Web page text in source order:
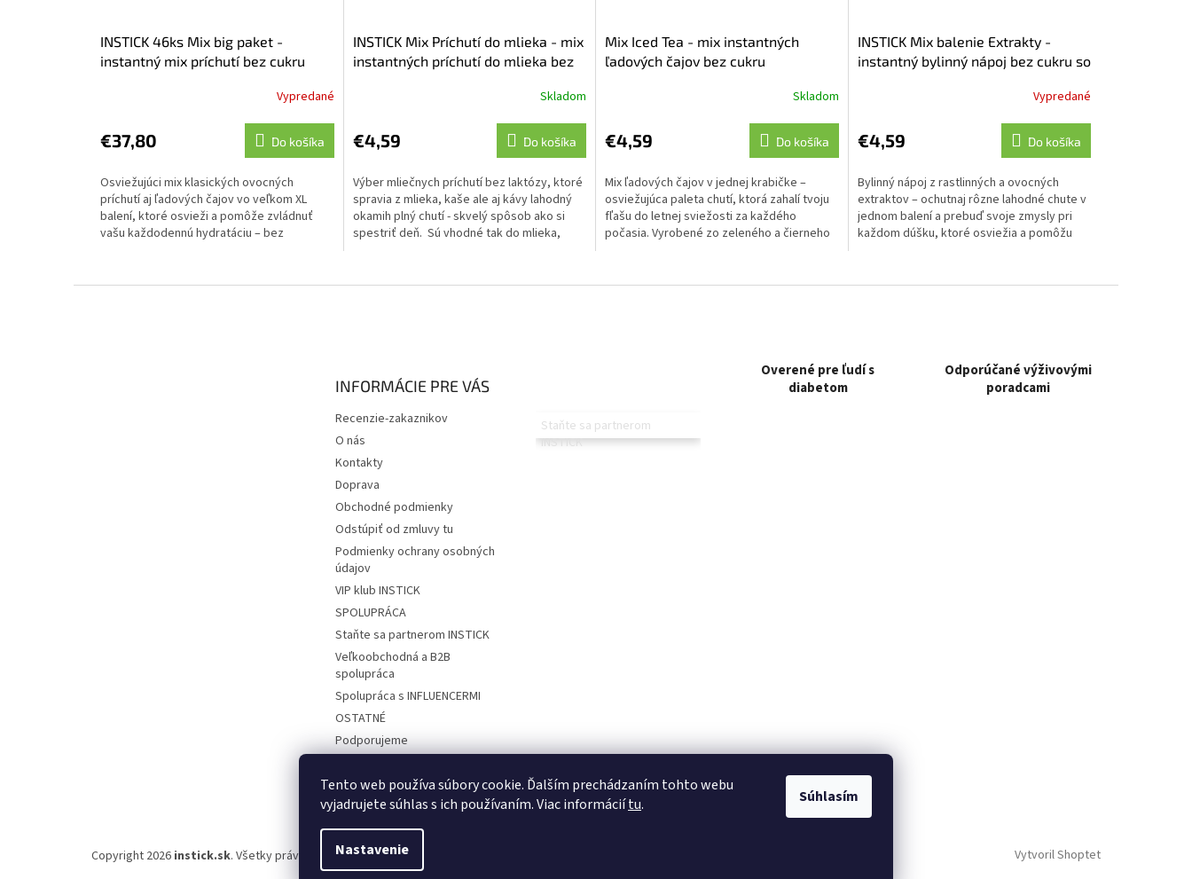
Tento web používa súbory cookie. Ďalším prechádzaním tohto webu
vyjadrujete súhlas s ich používaním. Viac informáciítu.
Nastavenie
Súhlasím
INSTICK 46ks Mix big paket -
instantný mix príchutí bez cukru
Vypredané
€37,80 Do košíka
Osviežujúci mix klasických ovocných
príchutí aj ľadových čajov vo veľkom XL
balení, ktoré osvieži a pomôže zvládnuť
vašu každodennú hydratáciu – bez
INSTICK Mix Príchutí do mlieka - mix
instantných príchutí do mlieka bez
Skladom
€4,59 Do košíka
Výber mliečnych príchutí bez laktózy, ktoré
spravia z mlieka, kaše ale aj kávy lahodný
okamih plný chutí - skvelý spôsob ako si
spestriť deň. Sú vhodné tak do mlieka,
Mix Iced Tea - mix instantných
ľadových čajov bez cukru
Skladom
€4,59 Do košíka
Mix ľadových čajov v jednej krabičke –
osviežujúca paleta chutí, ktorá zahalí tvoju
fľašu do letnej sviežosti za každého
počasia. Vyrobené zo zeleného a čierneho
INSTICK Mix balenie Extrakty -
instantný bylinný nápoj bez cukru so
Vypredané
€4,59 Do košíka
Bylinný nápoj z rastlinných a ovocných
extraktov – ochutnaj rôzne lahodné chute v
jednom balení a prebuď svoje zmysly pri
každom dúšku, ktoré osviežia a pomôžu
INFORMÁCIE PRE VÁS
Recenzie-zakaznikov
O nás
Kontakty
Doprava
Obchodné podmienky
Odstúpiť od zmluvy tu
Podmienky ochrany osobných
údajov
VIP klub INSTICK
SPOLUPRÁCA
Staňte sa partnerom INSTICK
Veľkoobchodná a B2B
spolupráca
Spolupráca s INFLUENCERMI
OSTATNÉ
Podporujeme
Prihlásenie affiliate partnera
Staňte sa partnerom
INSTICK
Overené pre ľudí s
diabetom
Odporúčané výživovými
poradcami
Vytvoril Shoptet
Copyright 2026 instick.sk. Všetky práva vyhradené.